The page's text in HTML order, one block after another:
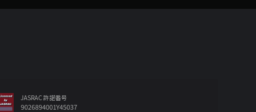
JASRAC 許諾番号
9026894001Y45037